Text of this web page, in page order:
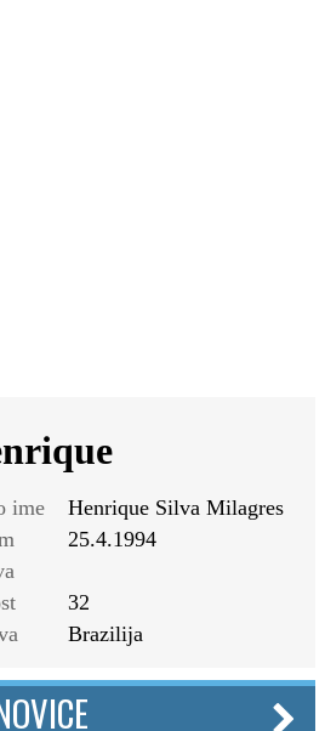
ime
Henrique Silva Milagres
25.4.1994
32
Brazilija